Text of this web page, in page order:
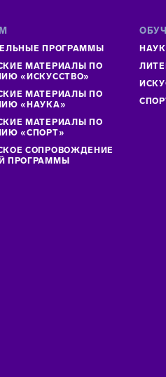
ПРОГРАММЫ
МАТЕРИАЛЫ ПО
«ИСКУССТВО»
МАТЕРИАЛЫ ПО
«НАУКА»
МАТЕРИАЛЫ ПО
«СПОРТ»
СОПРОВОЖДЕНИЕ
ПРОГРАММЫ